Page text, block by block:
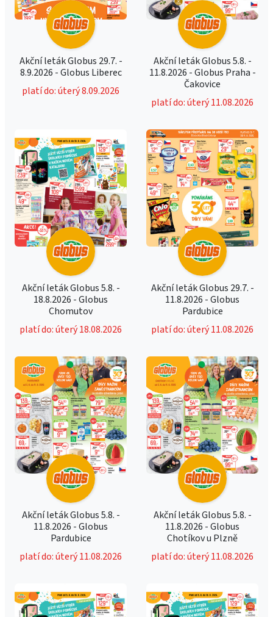
Akční leták Globus 29.7. -
8.9.2026 - Globus Liberec
platí do: úterý 8.09.2026
Akční leták Globus 5.8. -
11.8.2026 - Globus Praha -
Čakovice
platí do: úterý 11.08.2026
Akční leták Globus 5.8. -
18.8.2026 - Globus
Chomutov
platí do: úterý 18.08.2026
Akční leták Globus 29.7. -
11.8.2026 - Globus
Pardubice
platí do: úterý 11.08.2026
Akční leták Globus 5.8. -
11.8.2026 - Globus
Pardubice
platí do: úterý 11.08.2026
Akční leták Globus 5.8. -
11.8.2026 - Globus
Chotíkov u Plzně
platí do: úterý 11.08.2026